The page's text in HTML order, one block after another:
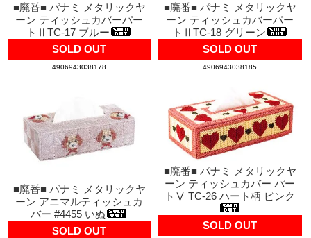
■廃番■ パナミ メタリックヤ
ーン ティッシュカバーパー
トⅡTC-17 ブルー
SOLD OUT
4906943038178
■廃番■ パナミ メタリックヤ
ーン ティッシュカバーパー
トⅡTC-18 グリーン
SOLD OUT
4906943038185
■廃番■ パナミ メタリックヤ
ーン アニマルティッシュカ
バー #4455 いぬ
SOLD OUT
■廃番■ パナミ メタリックヤ
ーン ティッシュカバー パー
トⅤ TC-26 ハート柄 ピンク
SOLD OUT